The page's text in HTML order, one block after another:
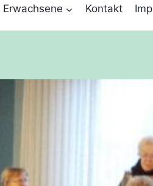
Erwachsene Kontakt